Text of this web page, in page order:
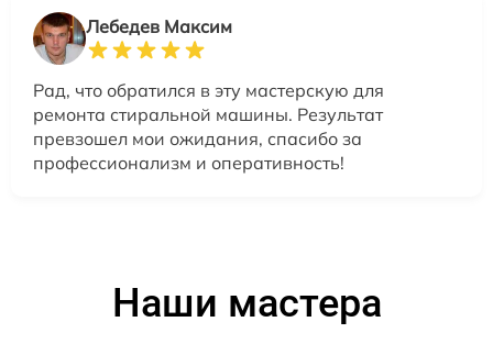
Лебедев Максим
Рад, что обратился в эту мастерскую для
ремонта стиральной машины. Результат
превзошел мои ожидания, спасибо за
профессионализм и оперативность!
Наши мастера